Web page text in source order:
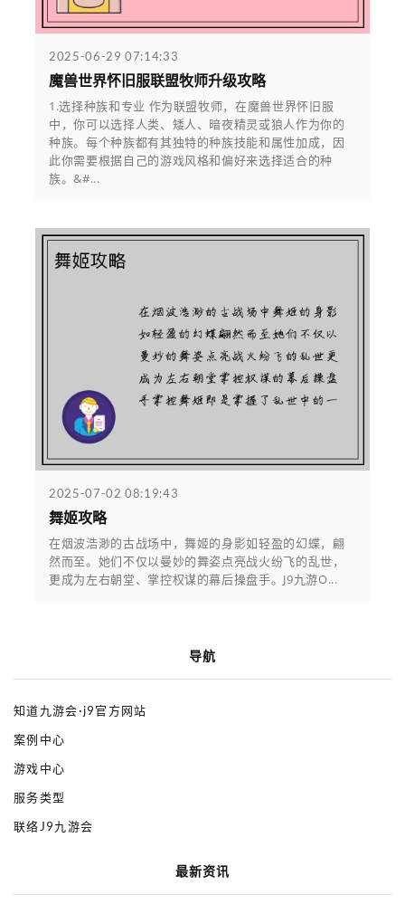
2025-06-29 07:14:33
魔兽世界怀旧服联盟牧师升级攻略
1.选择种族和专业 作为联盟牧师，在魔兽世界怀旧服
中，你可以选择人类、矮人、暗夜精灵或狼人作为你的
种族。每个种族都有其独特的种族技能和属性加成，因
此你需要根据自己的游戏风格和偏好来选择适合的种
族。&#...
2025-07-02 08:19:43
舞姬攻略
在烟波浩渺的古战场中，舞姬的身影如轻盈的幻蝶，翩
然而至。她们不仅以曼妙的舞姿点亮战火纷飞的乱世，
更成为左右朝堂、掌控权谋的幕后操盘手。J9九游O...
导航
知道九游会·j9官方网站
案例中心
游戏中心
服务类型
联络J9九游会
最新资讯